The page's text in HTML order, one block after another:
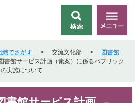
索
メ
ニ
ー
織でさがす > 交流文化部 >
図書館
書館サービス計画（素案）に係るパブリック
実施について